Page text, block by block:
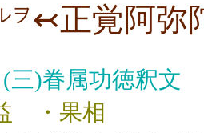
ヲ ↢正覚阿弥
(三)眷属功徳釈文
・果相